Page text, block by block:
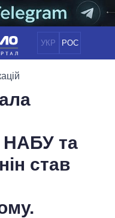
УКР РОС
НАБУ та
став